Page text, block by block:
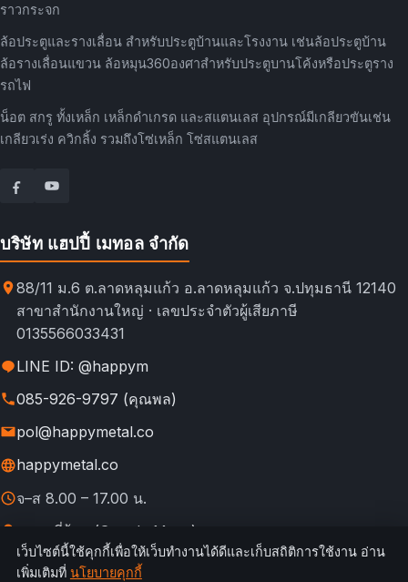
ราวกระจก
ล้อประตูและรางเลื่อน สำหรับประตูบ้านและโรงงาน เช่นล้อประตูบ้าน
ล้อรางเลื่อนแขวน ล้อหมุน360องศาสำหรับประตูบานโค้งหรือประตูราง
รถไฟ
น็อต สกรู ทั้งเหล็ก เหล็กดำเกรด และสแตนเลส อุปกรณ์มีเกลียวขันเช่น
เกลียวเร่ง ควิกลิ้ง รวมถึงโซ่เหล็ก โซ่สแตนเลส
บริษัท แฮปปี้ เมทอล จำกัด
88/11 ม.6 ต.ลาดหลุมแก้ว อ.ลาดหลุมแก้ว จ.ปทุมธานี 12140
สาขาสำนักงานใหญ่ · เลขประจำตัวผู้เสียภาษี
0135566033431
LINE ID: @happym
085-926-9797 (คุณพล)
pol@happymetal.co
happymetal.co
จ–ส 8.00 – 17.00 น.
ดูแผนที่ร้าน (Google Maps)
© 2026 happymetal.co. All rights reserved.
กฎการใช้งาน &
เว็บไซต์นี้ใช้คุกกี้เพื่อให้เว็บทำงานได้ดีและเก็บสถิติการใช้งาน อ่าน
เพิ่มเติมที่ นโยบายคุกกี้